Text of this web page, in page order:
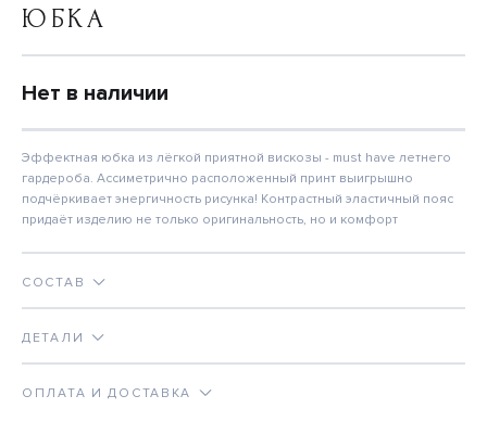
ЮБКА
Нет в наличии
Эффектная юбка из лёгкой приятной вискозы - must have летнего
гардероба. Ассиметрично расположенный принт выигрышно
подчёркивает энергичность рисунка! Контрастный эластичный пояс
придаёт изделию не только оригинальность, но и комфорт
СОСТАВ
ДЕТАЛИ
ОПЛАТА И ДОСТАВКА